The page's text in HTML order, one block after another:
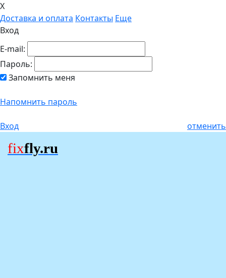
X
Доставка и оплата Контакты Еще
Вход
E-mail:
Пароль:
Запомнить меня
Напомнить пароль
Вход отменить
fixfly.ru